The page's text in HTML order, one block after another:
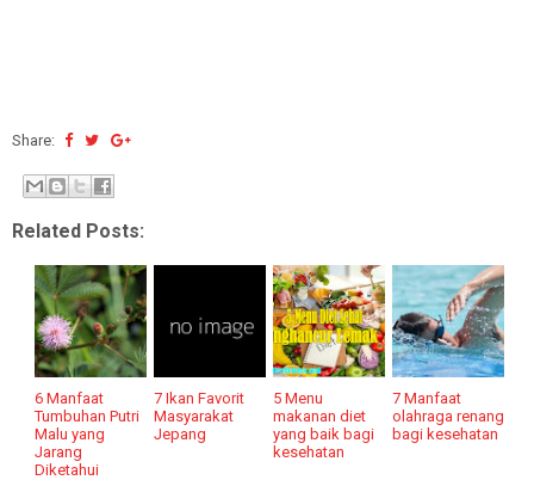
Share:
Related Posts:
6 Manfaat
Tumbuhan Putri
Malu yang
Jarang
Diketahui
7 Ikan Favorit
Masyarakat
Jepang
5 Menu
makanan diet
yang baik bagi
kesehatan
7 Manfaat
olahraga renang
bagi kesehatan